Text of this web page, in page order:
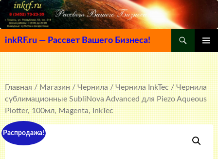
inkRF.ru — Рассвет Вашего Бизнеса!
МЕНЮ
К
СОДЕРЖИМОМУ
Главная/Магазин/Чернила/Чернила InkTec/ Чернила
сублимационные SubliNova Advanced для Piezo Aqueous
Plotter, 100мл, Magenta, InkTec
Распродажа!